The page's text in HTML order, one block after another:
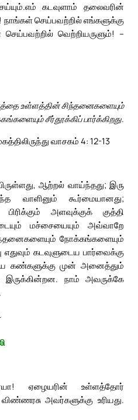
எம் கடவுளாம் தலைவரின்
செய்பவற்றில் எங்களுக்கு
வெற்றியருளும்! –
உள்ளத்தின் சிந்தனைகளையும்
சீர்தூக்கிப் பார்க்கிறது.
வாசகம் 4: 12-13
ஆற்றல் வாய்ந்தது; இரு
வாளினும் கூர்மையானது;
அளவுக்குக் குத்தி
மச்சையையும் அவ்வாறே
நோக்கங்களையும்
எதுவும் கடவுளுடைய பார்வைக்கு
கண்களுக்கு முன் அனைத்தும்
இருக்கின்றன. நாம் அவருக்கே
ஏழையரின் உள்ளத்தோர்
அவர்களுக்கு உரியது.